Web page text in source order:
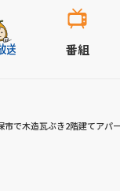
番組
市で木造瓦ぶき2階建てアパ